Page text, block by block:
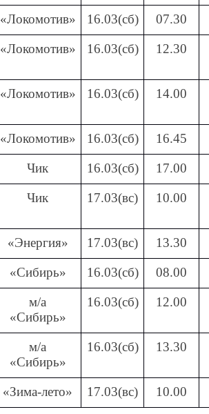
«Локомотив» 16.03(сб) 07.30
«Локомотив» 16.03(сб) 12.30
«Локомотив» 16.03(сб) 14.00
«Локомотив» 16.03(сб) 16.45
Чик 16.03(сб) 17.00
Чик 17.03(вс) 10.00
«Энергия» 17.03(вс) 13.30
«Сибирь» 16.03(сб) 08.00
м/а
«Сибирь»
16.03(сб) 12.00
м/а
«Сибирь»
16.03(сб) 13.30
«Зима-лето» 17.03(вс) 10.00